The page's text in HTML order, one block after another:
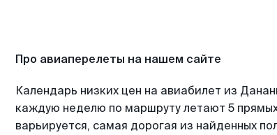
Про авиаперелеты на нашем сайте
Календарь низких цен на авиабилет из
каждую неделю по маршруту летают 5
варьируется, самая дорогая из найденных